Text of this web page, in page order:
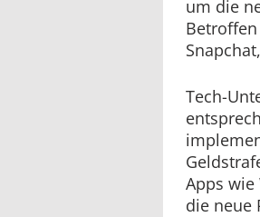
um die
Tech-
Apps
die neue